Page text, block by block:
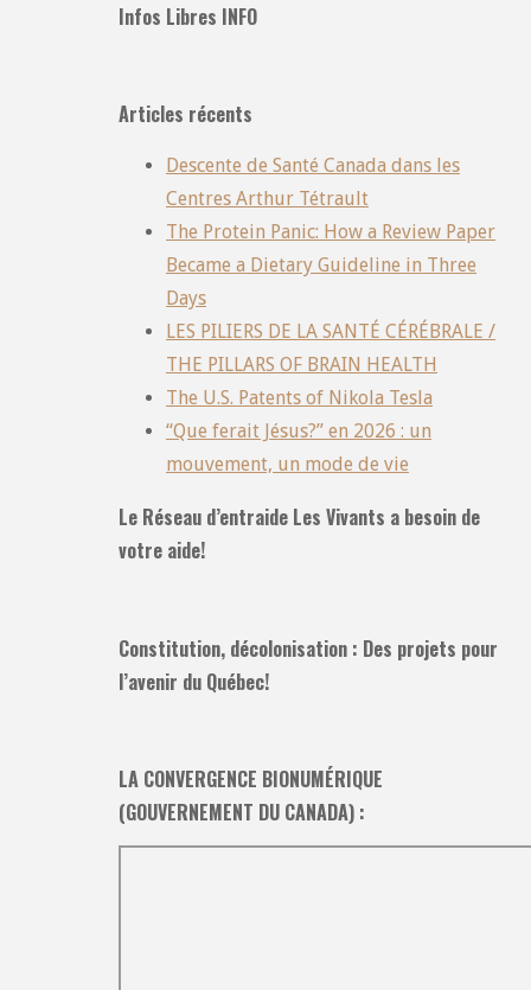
Infos Libres INFO
Articles récents
Descente de Santé Canada dans les
Centres Arthur Tétrault
The Protein Panic: How a Review Paper
Became a Dietary Guideline in Three
Days
LES PILIERS DE LA SANTÉ CÉRÉBRALE /
THE PILLARS OF BRAIN HEALTH
The U.S. Patents of Nikola Tesla
“Que ferait Jésus?” en 2026 : un
mouvement, un mode de vie
Le Réseau d’entraide Les Vivants a besoin de
votre aide!
Constitution, décolonisation : Des projets pour
l’avenir du Québec!
LA CONVERGENCE BIONUMÉRIQUE
(GOUVERNEMENT DU CANADA) :